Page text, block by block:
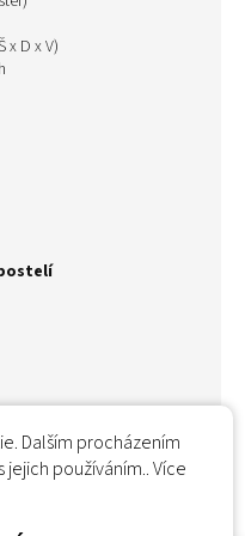
Dalším procházením
používáním.. Více
x D x V)